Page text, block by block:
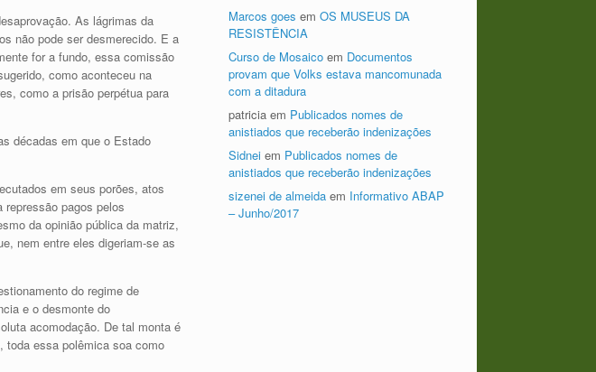
As lágrimas da
não pode ser desmerecido. E a
for a fundo, essa comissão
como aconteceu na
como a prisão perpétua para
décadas em que o Estado
em seus porões, atos
pagos pelos
da opinião pública da matriz,
nem entre eles digeriam-se as
do regime de
e o desmonte do
acomodação. De tal monta é
toda essa polêmica soa como
Marcos goes emOS MUSEUS DA
RESISTÊNCIA
Curso de Mosaico em Documentos
provam que Volks estava mancomunada
com a ditadura
patricia em Publicados nomes de
anistiados que receberão indenizações
Sidnei em Publicados nomes de
anistiados que receberão indenizações
sizenei de almeida em Informativo ABAP
– Junho/2017